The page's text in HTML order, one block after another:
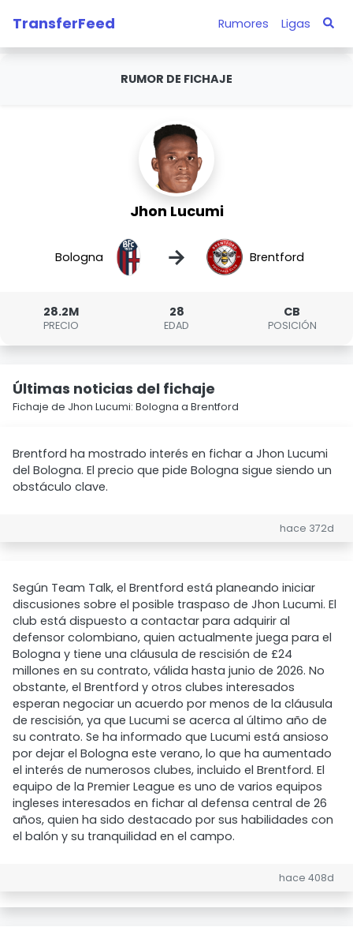
TransferFeed Rumores Ligas
RUMOR DE FICHAJE
Jhon Lucumi
Bologna → Brentford
28.2M
PRECIO
28
EDAD
CB
POSICIÓN
Últimas noticias del fichaje
Fichaje de Jhon Lucumi: Bologna a Brentford
Brentford ha mostrado interés en fichar a Jhon Lucumi
del Bologna. El precio que pide Bologna sigue siendo un
obstáculo clave.
hace 372d
Según Team Talk, el Brentford está planeando iniciar
discusiones sobre el posible traspaso de Jhon Lucumi. El
club está dispuesto a contactar para adquirir al
defensor colombiano, quien actualmente juega para el
Bologna y tiene una cláusula de rescisión de £24
millones en su contrato, válida hasta junio de 2026. No
obstante, el Brentford y otros clubes interesados
esperan negociar un acuerdo por menos de la cláusula
de rescisión, ya que Lucumi se acerca al último año de
su contrato. Se ha informado que Lucumi está ansioso
por dejar el Bologna este verano, lo que ha aumentado
el interés de numerosos clubes, incluido el Brentford. El
equipo de la Premier League es uno de varios equipos
ingleses interesados en fichar al defensa central de 26
años, quien ha sido destacado por sus habilidades con
el balón y su tranquilidad en el campo.
hace 408d